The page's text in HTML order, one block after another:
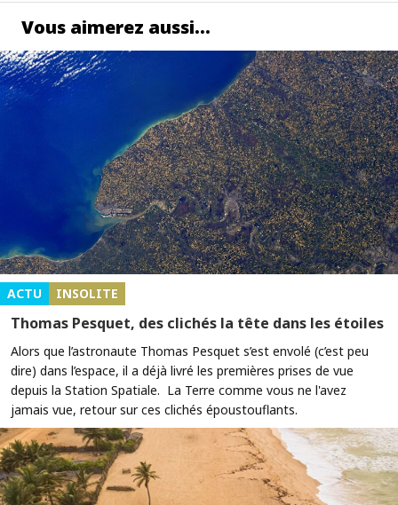
Vous aimerez aussi…
ACTU INSOLITE
Thomas Pesquet, des clichés la tête dans les étoiles
Alors que l’astronaute Thomas Pesquet s’est envolé (c’est peu
dire) dans l’espace, il a déjà livré les premières prises de vue
depuis la Station Spatiale. La Terre comme vous ne l'avez
jamais vue, retour sur ces clichés époustouflants.